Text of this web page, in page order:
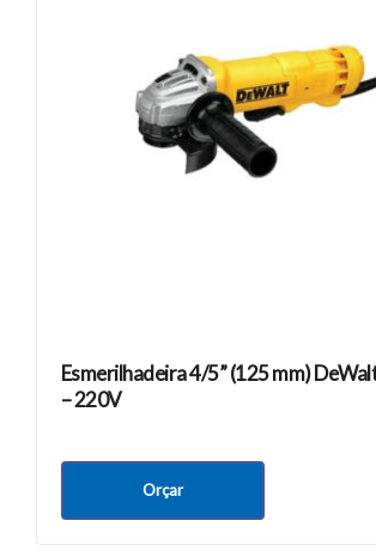
Esmerilhadeira 4/5” (125 mm)
– 220V
Orçar